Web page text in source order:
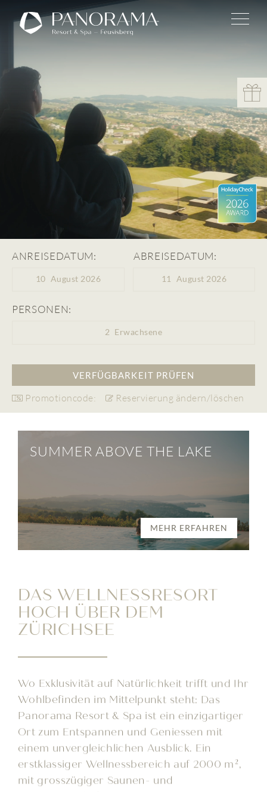
ANREISEDATUM:
10 August 2026
ABREISEDATUM:
11 August 2026
PERSONEN:
2 Erwachsene
Promotioncode: Reservierung ändern/löschen
SUMMER ABOVE THE LAKE
MEHR ERFAHREN
DAS WELLNESS­RESORT
HOCH ÜBER DEM
ZÜRICHSEE
Wo Exklusivität auf Natürlichkeit trifft und Ihr
Wohlbefinden im Mittelpunkt steht: Das
Panorama Resort & Spa ist ein einzigartiger
Ort zum Entspannen und Geniessen mit
einem unvergleichlichen Ausblick. Ein
erstklassiger Wellnessbereich auf 2000 m²,
mit grosszügiger Saunen- und